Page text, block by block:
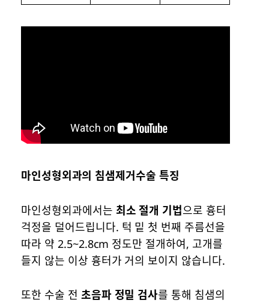
마인성형외과의 침샘제거수술 특징
마인성형외과에서는 최소 절개 기법으로 흉터
걱정을 덜어드립니다. 턱 밑 첫 번째 주름선을
따라 약 2.5~2.8cm 정도만 절개하여, 고개를
들지 않는 이상 흉터가 거의 보이지 않습니다.
또한 수술 전 초음파 정밀 검사를 통해 침샘의